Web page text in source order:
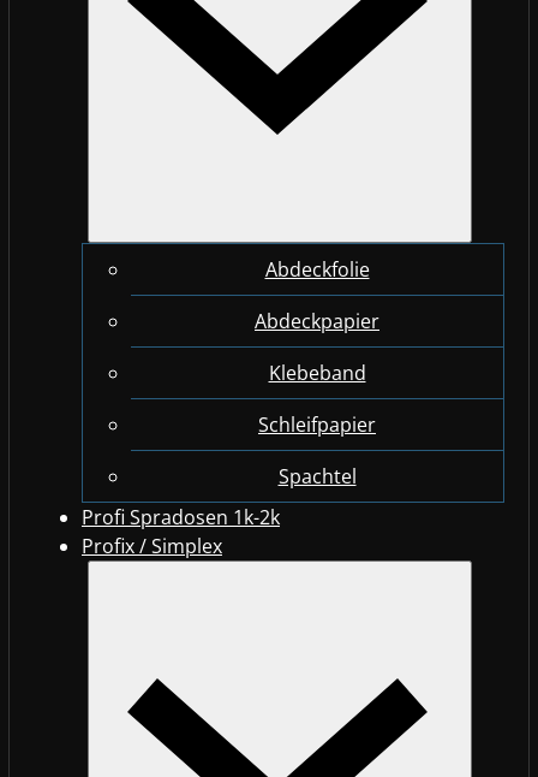
Abdeckfolie
Abdeckpapier
Klebeband
Schleifpapier
Spachtel
Profi Spradosen 1k-2k
Profix / Simplex